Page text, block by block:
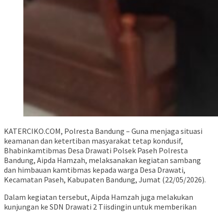
KATERCIKO.COM, Polresta Bandung – Guna menjaga situasi
keamanan dan ketertiban masyarakat tetap kondusif,
Bhabinkamtibmas Desa Drawati Polsek Paseh Polresta
Bandung, Aipda Hamzah, melaksanakan kegiatan sambang
dan himbauan kamtibmas kepada warga Desa Drawati,
Kecamatan Paseh, Kabupaten Bandung, Jumat (22/05/2026).
Dalam kegiatan tersebut, Aipda Hamzah juga melakukan
kunjungan ke SDN Drawati 2 Tiisdingin untuk memberikan